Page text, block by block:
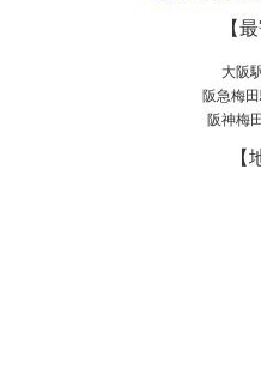
【
大阪
阪急梅
阪神梅
【